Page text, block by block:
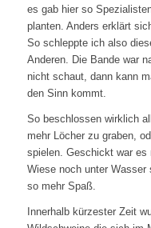
es gab hier so
planten. Anders erklärt
So schleppte ich also
Anderen. Die Bande war
nicht schaut, dann kann
den Sinn kommt.
So beschlossen wirklich
mehr Löcher zu graben,
spielen. Geschickt war es
Wiese noch unter
so mehr Spaß.
Innerhalb kürzester Zeit